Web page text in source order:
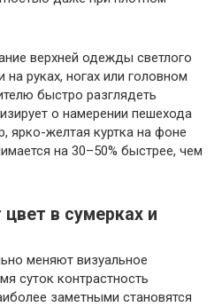
верхней одежды светлого
руках, ногах или головном
быстро разглядеть
о намерении пешехода
ярко-желтая куртка на фоне
на 30–50% быстрее, чем
в сумерках и
меняют визуальное
суток контрастность
заметными становятся